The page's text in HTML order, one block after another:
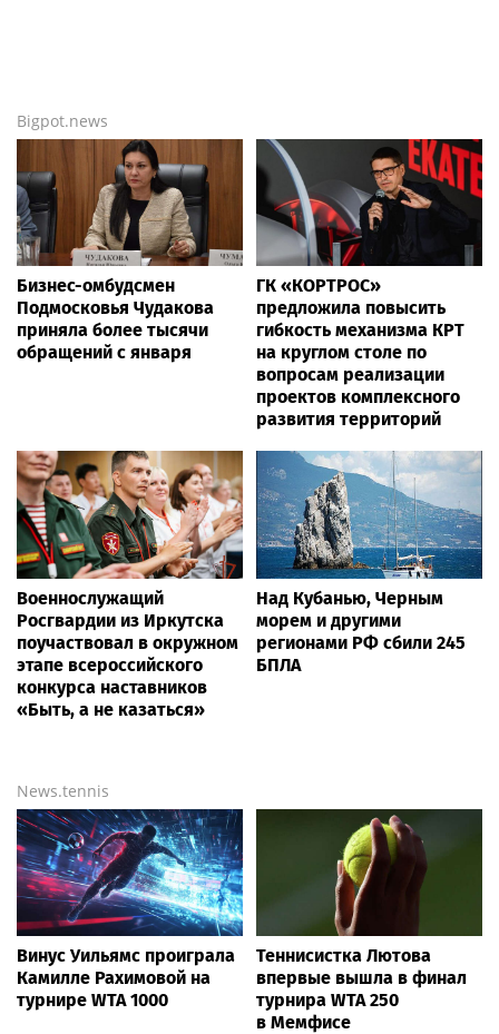
Bigpot.news
Бизнес-омбудсмен
Подмосковья Чудакова
приняла более тысячи
обращений с января
ГК «КОРТРОС»
предложила повысить
гибкость механизма КРТ
на круглом столе по
вопросам реализации
проектов комплексного
развития территорий
Военнослужащий
Росгвардии из Иркутска
поучаствовал в окружном
этапе всероссийского
конкурса наставников
«Быть, а не казаться»
Над Кубанью, Черным
морем и другими
регионами РФ сбили 245
БПЛА
News.tennis
Винус Уильямс проиграла
Камилле Рахимовой на
турнире WTA 1000
Теннисистка Лютова
впервые вышла в финал
турнира WTA 250
в Мемфисе